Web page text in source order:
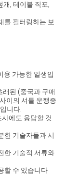
개, 테이블 직포,
를 필터링하는 보
용 가능한 일생입
래된 (중국과 구매
이의 셔틀 운행증
니다.
에도 응답할 것
한 기술자들과 시
한 기술적 서류와
할 수 있습니다